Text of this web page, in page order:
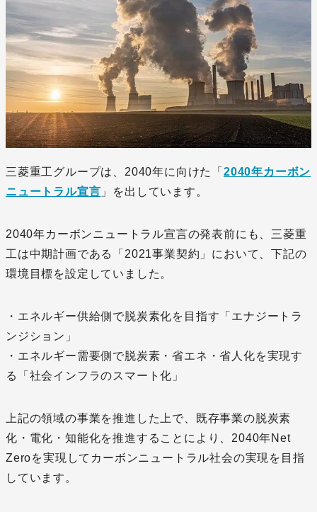
三菱重工グループは、2040年に向けた「 2040年カーボン
ニュートラル宣言 」を出しています。
2040年カーボンニュートラル宣言の発表前にも、三菱重
工は中期計画である「2021事業契約」において、下記の
環境目標を設定していました。
・エネルギー供給側で脱炭素化を目指す「エナジートラ
ンジション」
・エネルギー需要側で脱炭素・省エネ・省人化を実現す
る「社会インフラのスマート化」
上記の領域の事業を推進した上で、既存事業の脱炭素
化・電化・知能化を推進することにより、2040年Net
Zeroを実現してカーボンニュートラル社会の実現を目指
しています。